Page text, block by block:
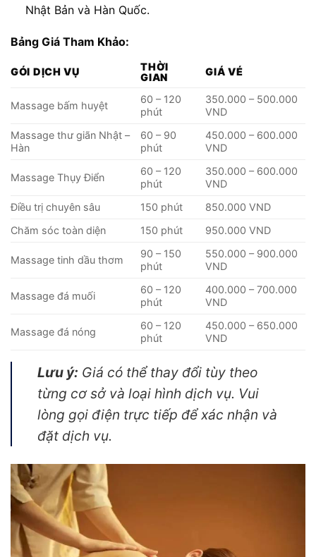
Nhật Bản và Hàn Quốc.
Bảng Giá Tham Khảo:
GÓI DỊCH VỤ
THỜI
GIAN
GIÁ VÉ
Massage bấm huyệt
60 – 120
phút
350.000 – 500.000
VND
Massage thư giãn Nhật –
Hàn
60 – 90
phút
450.000 – 600.000
VND
Massage Thụy Điển
60 – 120
phút
350.000 – 600.000
VND
Điều trị chuyên sâu
150 phút
850.000 VND
Chăm sóc toàn diện
150 phút 950.000 VND
Massage tinh dầu thơm
90 – 150
phút
550.000 – 900.000
VND
Massage đá muối
60 – 120
phút
400.000 – 700.000
VND
Massage đá nóng
60 – 120
phút
450.000 – 650.000
VND
Lưu ý: Giá có thể thay đổi tùy theo
từng cơ sở và loại hình dịch vụ. Vui
lòng gọi điện trực tiếp để xác nhận và
đặt dịch vụ.